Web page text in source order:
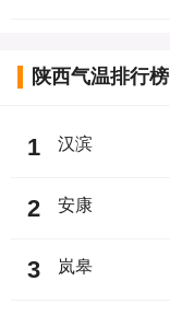
陕西气温排行榜
1 汉滨
2 安康
3 岚皋